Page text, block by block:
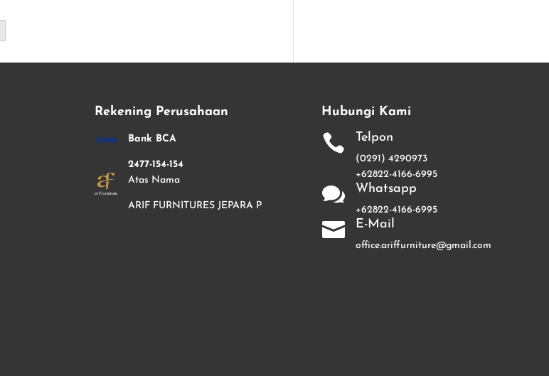
Rekening Perusahaan
Bank BCA
2477-154-154
Atas Nama
ARIF FURNITURES JEPARA P
Hubungi Kami
 Telpon
(0291) 4290973
+62822-4166-6995
 Whatsapp
+62822-4166-6995
 E-Mail
office.ariffurniture@gmail.com